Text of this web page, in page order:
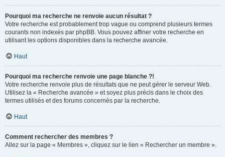
Pourquoi ma recherche ne renvoie aucun résultat ?
Votre recherche est probablement trop vague ou comprend plusieurs termes
courants non indexés par phpBB. Vous pouvez affiner votre recherche en
utilisant les options disponibles dans la recherche avancée.
Haut
Pourquoi ma recherche renvoie une page blanche ?!
Votre recherche renvoie plus de résultats que ne peut gérer le serveur Web.
Utilisez la « Recherche avancée » et soyez plus précis dans le choix des
termes utilisés et des forums concernés par la recherche.
Haut
Comment rechercher des membres ?
Allez sur la page « Membres », cliquez sur le lien « Rechercher un membre ».